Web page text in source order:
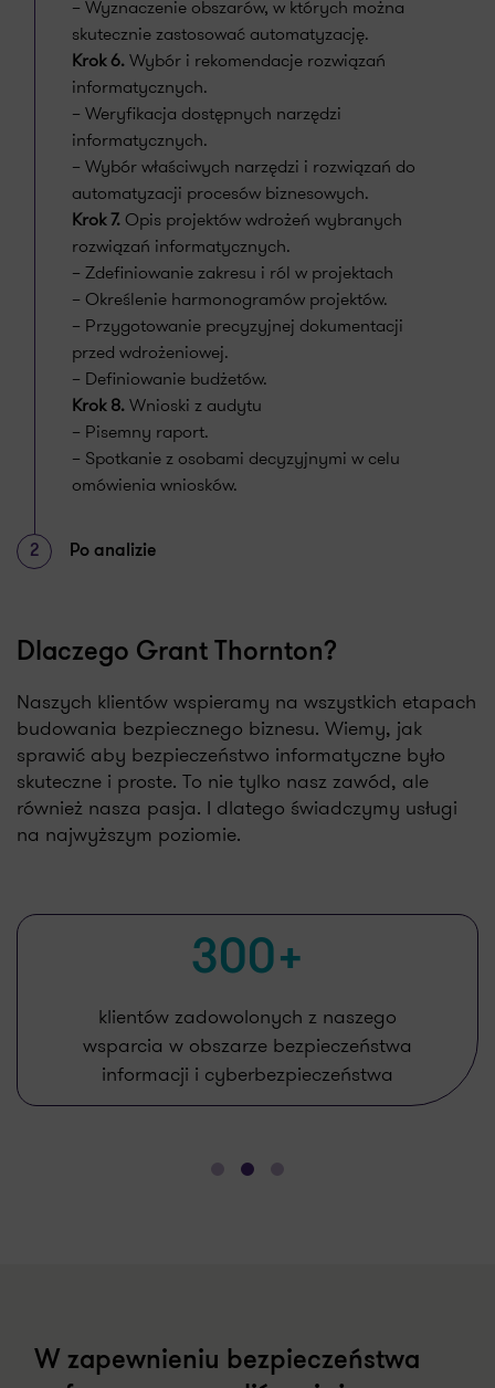
– Wyznaczenie obszarów, w których można
skutecznie zastosować automatyzację.
Krok 6.Wybór i rekomendacje rozwiązań
informatycznych.
– Weryfikacja dostępnych narzędzi
informatycznych.
– Wybór właściwych narzędzi i rozwiązań do
automatyzacji procesów biznesowych.
Krok 7. Opis projektów wdrożeń wybranych
rozwiązań informatycznych.
– Zdefiniowanie zakresu i ról w projektach
– Określenie harmonogramów projektów.
– Przygotowanie precyzyjnej dokumentacji
przed wdrożeniowej.
– Definiowanie budżetów.
Krok 8.Wnioski z audytu
– Pisemny raport.
– Spotkanie z osobami decyzyjnymi w celu
omówienia wniosków.
2 Po analizie
Dlaczego Grant Thornton?
Naszych klientów wspieramy na wszystkich etapach
budowania bezpiecznego biznesu. Wiemy, jak
sprawić aby bezpieczeństwo informatyczne było
skuteczne i proste. To nie tylko nasz zawód, ale
również nasza pasja. I dlatego świadczymy usługi
na najwyższym poziomie.
500+
projektów zrealizowanych w wielu
branżach i dla firm każdej wielkości
W zapewnieniu bezpieczeństwa